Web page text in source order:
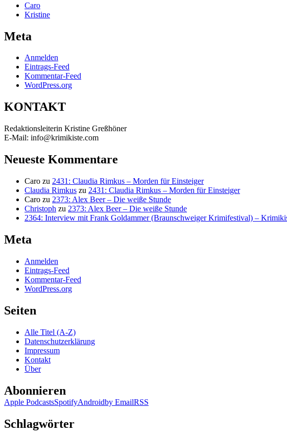
Caro
Kristine
Meta
Anmelden
Eintrags-Feed
Kommentar-Feed
WordPress.org
KONTAKT
Redaktionsleiterin Kristine Greßhöner
E-Mail: info@krimikiste.com
Neueste Kommentare
Caro zu 2431: Claudia Rimkus – Morden für Einsteiger
Claudia Rimkus zu 2431: Claudia Rimkus – Morden für Einsteiger
Caro zu 2373: Alex Beer – Die weiße Stunde
Christoph zu 2373: Alex Beer – Die weiße Stunde
2364: Interview mit Frank Goldammer (Braunschweiger Krimifestival) –
Meta
Anmelden
Eintrags-Feed
Kommentar-Feed
WordPress.org
Seiten
Alle Titel (A-Z)
Datenschutzerklärung
Impressum
Kontakt
Über
Abonnieren
Apple PodcastsSpotifyAndroidby EmailRSS
Schlagwörter